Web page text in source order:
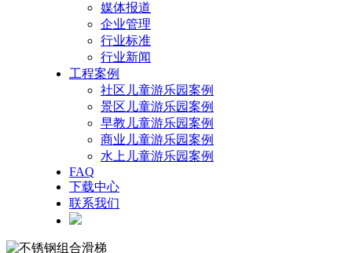
媒体报道
企业管理
行业标准
行业新闻
工程案例
社区儿童游乐园案例
景区儿童游乐园案例
早教儿童游乐园案例
商业儿童游乐园案例
水上儿童游乐园案例
FAQ
下载中心
联系我们